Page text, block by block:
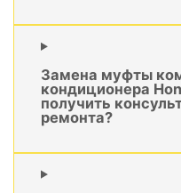
Замена муфты
кондиционера
получить
ремонта?